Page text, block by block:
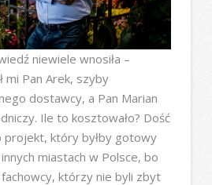
niewiele wnosiła –
mi Pan Arek, szyby
dostawcy, a Pan Marian
Ile to kosztowało? Dość
projekt, który byłby gotowy
miastach w Polsce, bo
którzy nie byli zbyt